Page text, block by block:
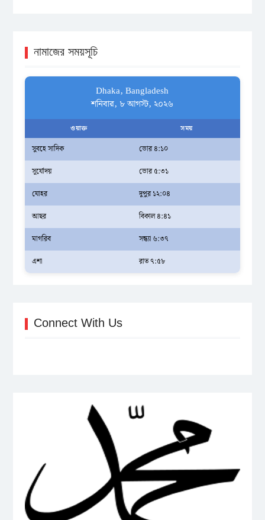
নামাজের সময়সূচি
Dhaka, Bangladesh
শনিবার, ৮ আগস্ট, ২০২৬
ওয়াক্ত সময়
সুবহে সাদিক
ভোর ৪:১০
সূর্যোদয়
ভোর ৫:৩১
যোহর
দুপুর ১২:০৪
আছর
বিকাল ৪:৪১
মাগরিব
সন্ধ্যা ৬:৩৭
এশা
রাত ৭:৫৮
Connect With Us